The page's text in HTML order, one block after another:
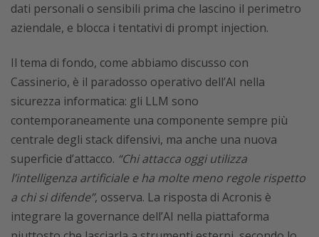
dati personali o sensibili prima che lascino il perimetro
aziendale, e blocca i tentativi di prompt injection.
Il tema di fondo, come abbiamo discusso con
Cassinerio, è il paradosso operativo dell’AI nella
sicurezza informatica: gli LLM sono
contemporaneamente una componente sempre più
centrale degli stack difensivi, ma anche una nuova
superficie d’attacco. “Chi attacca oggi utilizza
l’intelligenza artificiale e ha molte meno regole rispetto
a chi si difende”, osserva. La risposta di Acronis è
integrare la governance dell’AI nella piattaforma